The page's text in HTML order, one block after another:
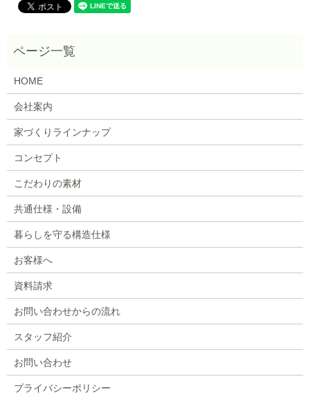
HOME
会社案内
家づくりラインナップ
コンセプト
こだわりの素材
共通仕様・設備
暮らしを守る構造仕様
お客様へ
資料請求
お問い合わせからの流れ
スタッフ紹介
お問い合わせ
プライバシーポリシー